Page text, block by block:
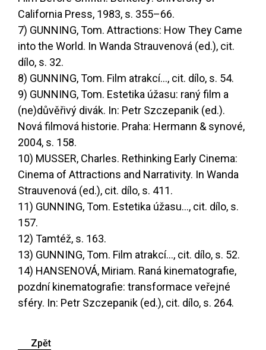
California Press, 1983, s. 355–66.
7) GUNNING, Tom. Attractions: How They Came
into the World. In Wanda Strauvenová (ed.), cit.
dílo, s. 32.
8) GUNNING, Tom. Film atrakcí..., cit. dílo, s. 54.
9) GUNNING, Tom. Estetika úžasu: raný film a
(ne)důvěřivý divák. In: Petr Szczepanik (ed.).
Nová filmová historie. Praha: Hermann & synové,
2004, s. 158.
10) MUSSER, Charles. Rethinking Early Cinema:
Cinema of Attractions and Narrativity. In Wanda
Strauvenová (ed.), cit. dílo, s. 411.
11) GUNNING, Tom. Estetika úžasu..., cit. dílo, s.
157.
12) Tamtéž, s. 163.
13) GUNNING, Tom. Film atrakcí..., cit. dílo, s. 52.
14) HANSENOVÁ, Miriam. Raná kinematografie,
pozdní kinematografie: transformace veřejné
sféry. In: Petr Szczepanik (ed.), cit. dílo, s. 264.
Zpět